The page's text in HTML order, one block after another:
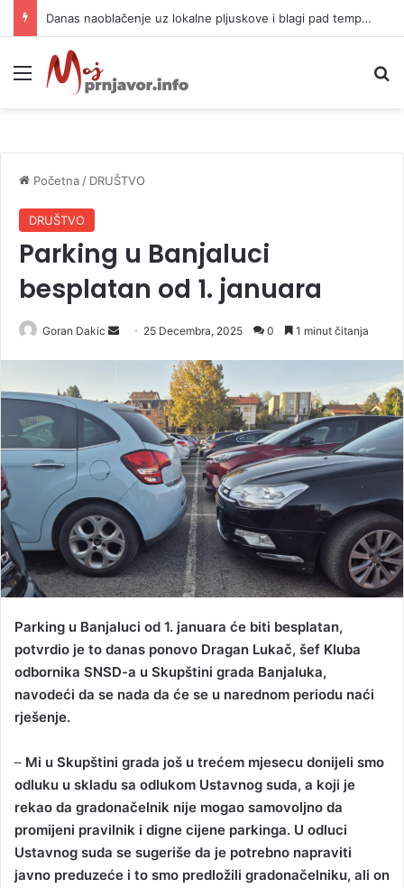
Danas naoblačenje uz lokalne pljuskove i blagi pad temperature
Meni
Početna / DRUŠTVO
DRUŠTVO
Parking u Banjaluci
besplatan od 1. januara
Goran Dakic
a
n
e
a
i
l
25 Decembra, 2025 0 1 minut čitanja
Parking u Banjaluci od 1. januara će biti besplatan,
potvrdio je to danas ponovo Dragan Lukač, šef Kluba
odbornika SNSD-a u Skupštini grada Banjaluka,
navodeći da se nada da će se u narednom periodu naći
rješenje.
– Mi u Skupštini grada još u trećem mjesecu donijeli smo
odluku u skladu sa odlukom Ustavnog suda, a koji je
rekao da gradonačelnik nije mogao samovoljno da
promijeni pravilnik i digne cijene parkinga. U odluci
Ustavnog suda se sugeriše da je potrebno napraviti
javno preduzeće i to smo predložili gradonačelniku, ali on